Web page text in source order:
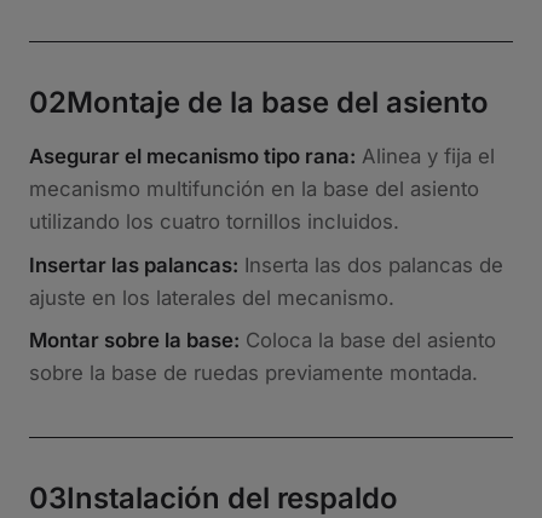
02Montaje de la base del asiento
Asegurar el mecanismo tipo rana: Alinea y fija el
mecanismo multifunción en la base del asiento
utilizando los cuatro tornillos incluidos.
Insertar las palancas: Inserta las dos palancas de
ajuste en los laterales del mecanismo.
Montar sobre la base: Coloca la base del asiento
sobre la base de ruedas previamente montada.
03Instalación del respaldo